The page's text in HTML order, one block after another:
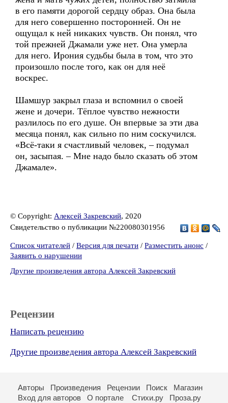
в его памяти дорогой сердцу образ. Она была
для него совершенно посторонней. Он не
ощущал к ней никаких чувств. Он понял, что
той прежней Джамали уже нет. Она умерла
для него. Ирония судьбы была в том, что это
произошло после того, как он для неё
воскрес.
Шамшур закрыл глаза и вспомнил о своей
жене и дочери. Тёплое чувство нежности
разлилось по его душе. Он впервые за эти два
месяца понял, как сильно по ним соскучился.
«Всё-таки я счастливый человек, – подумал
он, засыпая. – Мне надо было сказать об этом
Джамале».
© Copyright: Алексей Закревский, 2020
Свидетельство о публикации №220080301956
Список читателей / Версия для печати / Разместить анонс /
Заявить о нарушении
Другие произведения автора Алексей Закревский
Рецензии
Написать рецензию
Другие произведения автора Алексей Закревский
Авторы Произведения Рецензии Поиск
Магазин
Вход для авторов
О портале Стихи.ру Проза.ру